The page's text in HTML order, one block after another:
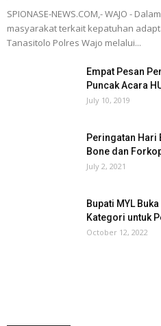
SPIONASE-NEWS.COM,- WAJO -
masyarakat terkait kepatuhan
Tanasitolo Polres Wajo melalui...
Empat Pesan
Puncak Acara
July 10, 2019
Peringatan Hari
Bone dan
July 2, 2021
Bupati MYL
Kategori untuk
October 12, 2022